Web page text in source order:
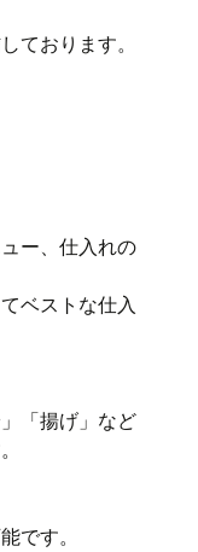
ております。
ー、仕入れの
ベストな仕入
「揚げ」など
です。